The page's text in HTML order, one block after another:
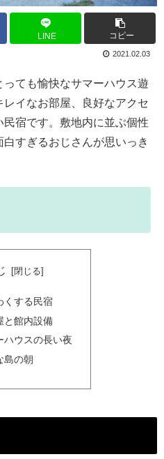
LINE コピー
2021.02.03
ても愉快なサマーハウス遊
イなお部屋、良好なアクセ
宿です。敷地内に並ぶ個性
すぎるおじさんが思いっき
くする民宿
と館内設備
ハウスの長い夜
島の朝